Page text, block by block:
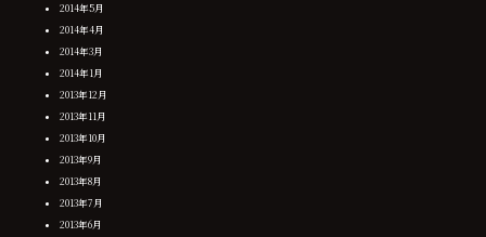
2014年5月
2014年4月
2014年3月
2014年1月
2013年12月
2013年11月
2013年10月
2013年9月
2013年8月
2013年7月
2013年6月